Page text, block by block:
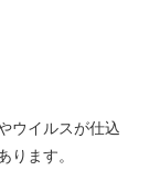
ウイルスが仕込
ります。